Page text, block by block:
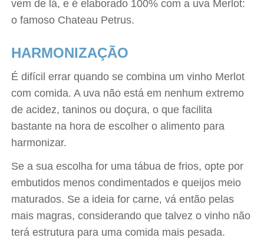
vem de lá, e é elaborado 100% com a uva Merlot:
o famoso Chateau Petrus.
HARMONIZAÇÃO
É difícil errar quando se combina um vinho Merlot
com comida. A uva não está em nenhum extremo
de acidez, taninos ou doçura, o que facilita
bastante na hora de escolher o alimento para
harmonizar.
Se a sua escolha for uma tábua de frios, opte por
embutidos menos condimentados e queijos meio
maturados. Se a ideia for carne, vá então pelas
mais magras, considerando que talvez o vinho não
terá estrutura para uma comida mais pesada.